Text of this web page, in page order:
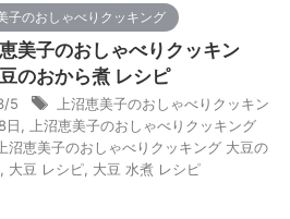
子のおしゃべりクッキング
恵美子のおしゃべりクッキン
のおから煮 レシピ
5
上沼恵美子のおしゃべりクッキン
日
上沼恵美子のおしゃべりクッキング
上沼恵美子のおしゃべりクッキング 大豆の
大豆 レシピ 大豆 水煮 レシピ